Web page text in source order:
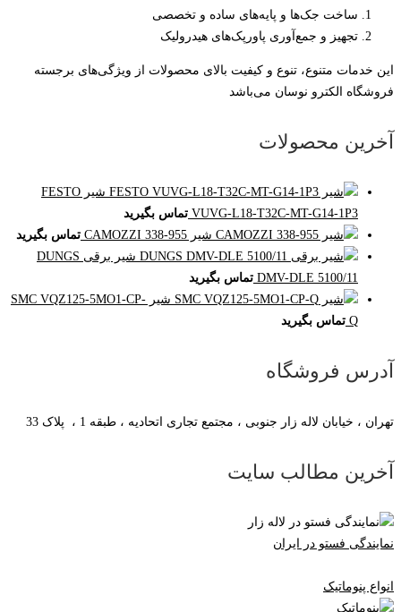
ساخت جک‌ها و پایه‌های ساده و تخصصی
تجهیز و جمع‌آوری پاورپک‌های هیدرولیک
این خدمات متنوع، تنوع و کیفیت بالای محصولات از ویژگی‌های برجسته
فروشگاه الکترو نوسان می‌باشد
آخرین محصولات
شیر FESTO
VUVG-L18-T32C-MT-G14-1P3 تماس بگیرید
شیر CAMOZZI 338-955
تماس بگیرید
شیر برقی DUNGS
DMV-DLE 5100/11 تماس بگیرید
شیر SMC VQZ125-5MO1-CP-
Q تماس بگیرید
آدرس فروشگاه
تهران ، خیابان لاله زار جنوبی ، مجتمع تجاری اتحادیه ، طبقه 1 ، پلاک 33
آخرین مطالب سایت
نمایندگی فستو در ایران
انواع پنوماتیک